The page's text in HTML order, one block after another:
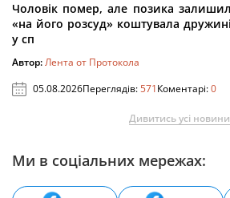
Чоловік помер, але позика
«на його розсуд» коштувала
у сп
Автор:Лента от Протокола
05.08.2026Переглядів:571Коментарі:0
Дивитись усі новини
Ми в соціальних мережах: